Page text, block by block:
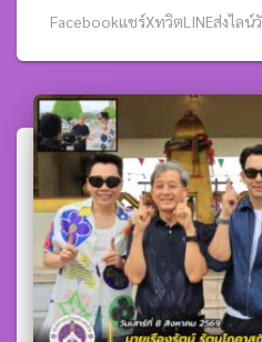
Facebookแชร์XทวิตLINEส่งไลน์